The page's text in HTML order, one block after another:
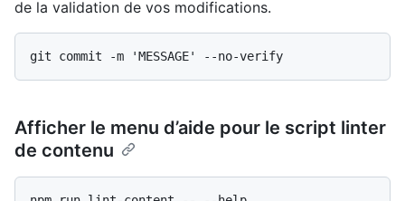
de la validation de vos modifications.
Afficher le menu d’aide pour le script linter
de contenu